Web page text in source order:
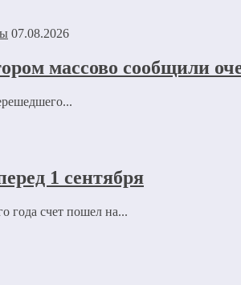
07.08.2026
массово сообщили
1 сентября
года счет пошел на...